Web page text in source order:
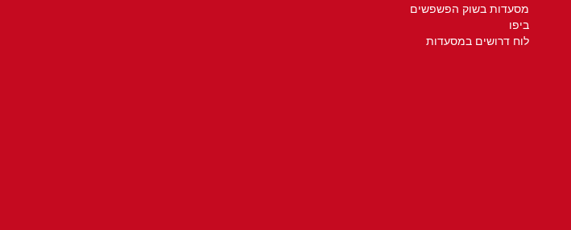
מסעדות בשוק הפשפשים
ביפו
לוח דרושים במסעדות